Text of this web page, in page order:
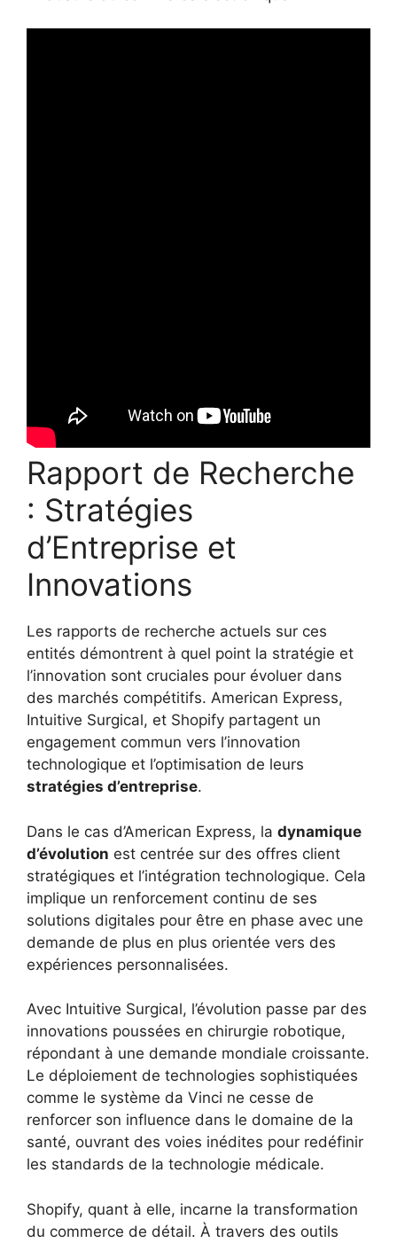
Rapport de Recherche
: Stratégies
d’Entreprise et
Innovations
Les rapports de recherche actuels sur ces
entités démontrent à quel point la stratégie et
l’innovation sont cruciales pour évoluer dans
des marchés compétitifs. American Express,
Intuitive Surgical, et Shopify partagent un
engagement commun vers l’innovation
technologique et l’optimisation de leurs
stratégies d’entreprise.
Dans le cas d’American Express, la dynamique
d’évolution est centrée sur des offres client
stratégiques et l’intégration technologique. Cela
implique un renforcement continu de ses
solutions digitales pour être en phase avec une
demande de plus en plus orientée vers des
expériences personnalisées.
Avec Intuitive Surgical, l’évolution passe par des
innovations poussées en chirurgie robotique,
répondant à une demande mondiale croissante.
Le déploiement de technologies sophistiquées
comme le système da Vinci ne cesse de
renforcer son influence dans le domaine de la
santé, ouvrant des voies inédites pour redéfinir
les standards de la technologie médicale.
Shopify, quant à elle, incarne la transformation
du commerce de détail. À travers des outils